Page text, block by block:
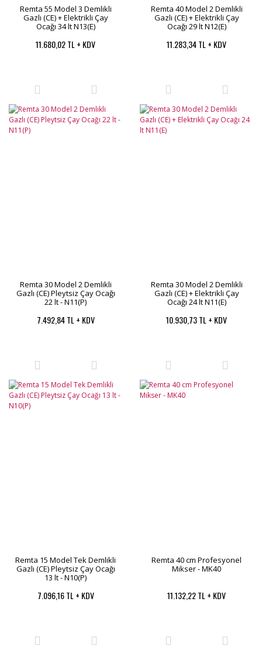
Remta 55 Model 3 Demlikli
Gazlı (CE) + Elektrikli Çay
Ocağı 34 lt N13(E)
11.680,02 TL + KDV
Remta 40 Model 2 Demlikli
Gazlı (CE) + Elektrikli Çay
Ocağı 29 lt N12(E)
11.283,34 TL + KDV
Remta 30 Model 2 Demlikli
Gazlı (CE) Pleytsiz Çay Ocağı
22 lt - N11(P)
7.492,84 TL + KDV
Remta 30 Model 2 Demlikli
Gazlı (CE) + Elektrikli Çay
Ocağı 24 lt N11(E)
10.930,73 TL + KDV
Remta 15 Model Tek Demlikli
Gazlı (CE) Pleytsiz Çay Ocağı
13 lt - N10(P)
7.096,16 TL + KDV
Remta 40 cm Profesyonel
Mikser - MK40
11.132,22 TL + KDV